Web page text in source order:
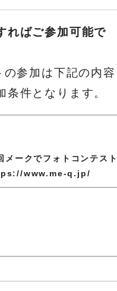
ればご参加可能で
参加は下記の内容
条件となります。
メークでフォトコンテス
www.me-q.jp/